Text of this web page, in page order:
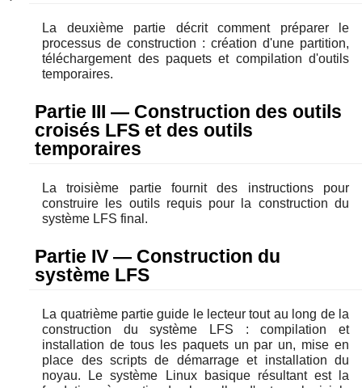
La deuxième partie décrit comment préparer le
processus de construction : création d'une partition,
téléchargement des paquets et compilation d'outils
temporaires.
Partie III — Construction des outils
croisés LFS et des outils
temporaires
La troisième partie fournit des instructions pour
construire les outils requis pour la construction du
système LFS final.
Partie IV — Construction du
système LFS
La quatrième partie guide le lecteur tout au long de la
construction du système LFS : compilation et
installation de tous les paquets un par un, mise en
place des scripts de démarrage et installation du
noyau. Le système Linux basique résultant est la